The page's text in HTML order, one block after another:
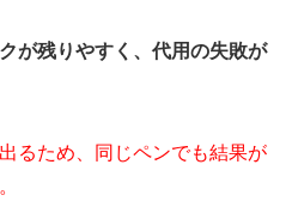
が残りやすく、代用の失敗が
るため、同じペンでも結果が